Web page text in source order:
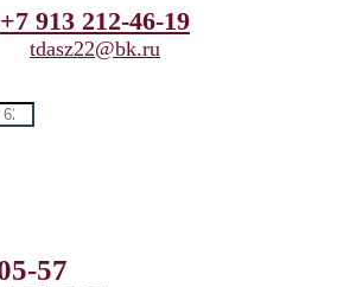
+7 913 212-46-19
tdasz22@bk.ru
57